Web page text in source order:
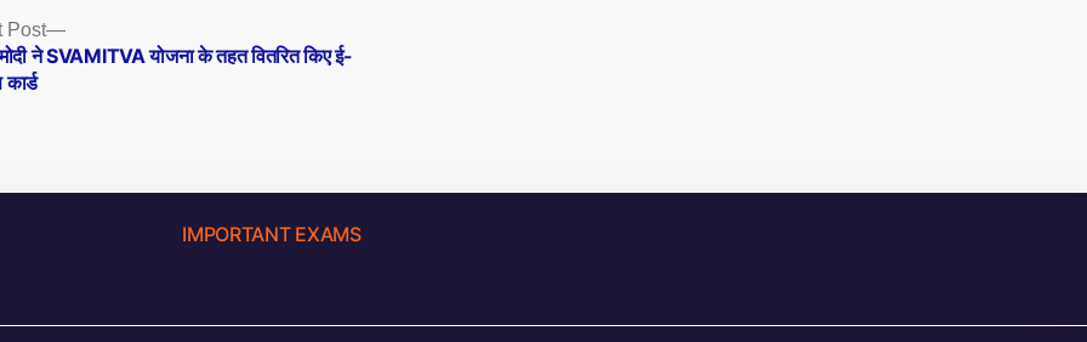
Post
Next
post:
ने SVAMITVA योजना के तहत वितरित किए ई-
कार्ड
IMPORTANT EXAMS